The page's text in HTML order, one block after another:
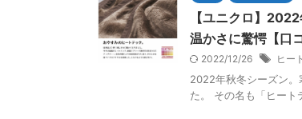
【ユニクロ】
温かさに驚愕【口コ
2022/12/26 ヒー
2022年秋冬シーズン。
た。 その名も「ヒー